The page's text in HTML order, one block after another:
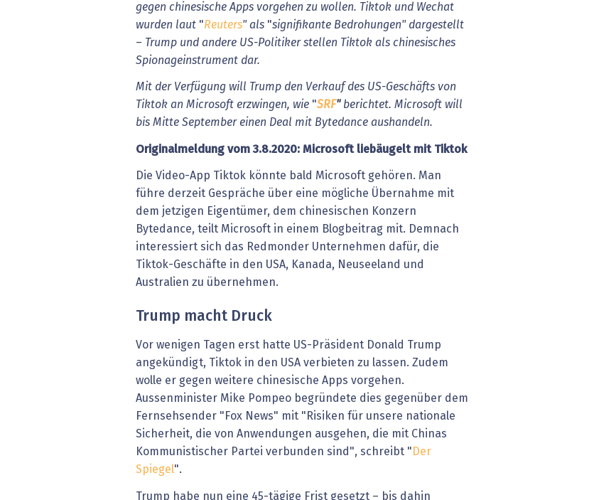
gegen chinesische Apps vorgehen zu wollen. Tiktok und Wechat
wurden laut "Reuters" als "signifikante Bedrohungen" dargestellt
– Trump und andere US-Politiker stellen Tiktok als chinesisches
Spionageinstrument dar.
Mit der Verfügung will Trump den Verkauf des US-Geschäfts von
Tiktok an Microsoft erzwingen, wie "SRF" berichtet. Microsoft will
bis Mitte September einen Deal mit Bytedance aushandeln.
Originalmeldung vom 3.8.2020: Microsoft liebäugelt mit Tiktok
Die Video-App Tiktok könnte bald Microsoft gehören. Man
führe derzeit Gespräche über eine mögliche Übernahme mit
dem jetzigen Eigentümer, dem chinesischen Konzern
Bytedance, teilt Microsoft in einem Blogbeitrag mit. Demnach
interessiert sich das Redmonder Unternehmen dafür, die
Tiktok-Geschäfte in den USA, Kanada, Neuseeland und
Australien zu übernehmen.
Trump macht Druck
Vor wenigen Tagen erst hatte US-Präsident Donald Trump
angekündigt, Tiktok in den USA verbieten zu lassen. Zudem
wolle er gegen weitere chinesische Apps vorgehen.
Aussenminister Mike Pompeo begründete dies gegenüber dem
Fernsehsender "Fox News" mit "Risiken für unsere nationale
Sicherheit, die von Anwendungen ausgehen, die mit Chinas
Kommunistischer Partei verbunden sind", schreibt " Der
Spiegel".
Trump habe nun eine 45-tägige Frist gesetzt – bis dahin